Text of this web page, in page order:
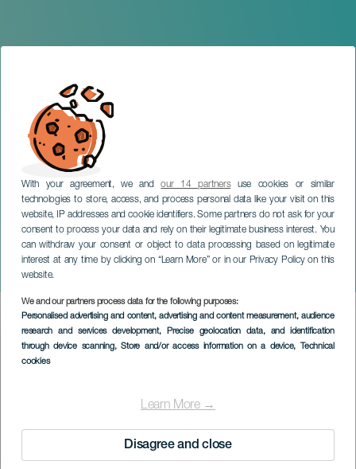
With your agreement, we andour 14 partnersuse cookies or similar
technologies to store, access, and process personal data like your visit on this
website, IP addresses and cookie identifiers. Some partners do not ask for your
consent to process your data and rely on their legitimate business interest. You
can withdraw your consent or object to data processing based on legitimate
interest at any time by clicking on “Learn More” or in our Privacy Policy on this
website.
We and our partners process data for the following purposes:
Personalised advertising and content, advertising and content measurement, audience
research and services development, Precise geolocation data, and identification
through device scanning, Store and/or access information on a device, Technical
cookies
Learn More →
Disagree and close
Shakespeare-Rätsel
TENERIFE
Imagen
Listado